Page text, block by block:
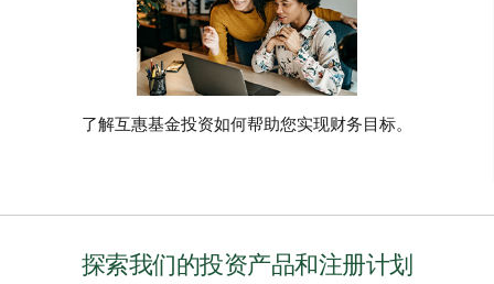
了解互惠基金投资如何帮助您实现财务目标。
探索我们的投资产品和注册计划